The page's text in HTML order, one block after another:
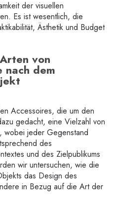
der visuellen
Es ist wesentlich, die
Ästhetik und Budget
von
nach dem
Accessoires, die um den
gedacht, eine Vielzahl von
wobei jeder Gegenstand
des
und des Zielpublikums
wir untersuchen, wie die
das Design des
in Bezug auf die Art der